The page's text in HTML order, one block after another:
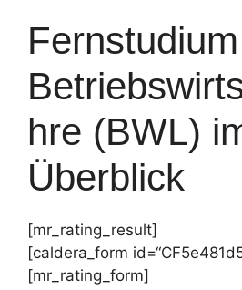
Fernstudium
hre (BWL)
Überblick
[mr_rating_result]
[caldera_form
[mr_rating_form]